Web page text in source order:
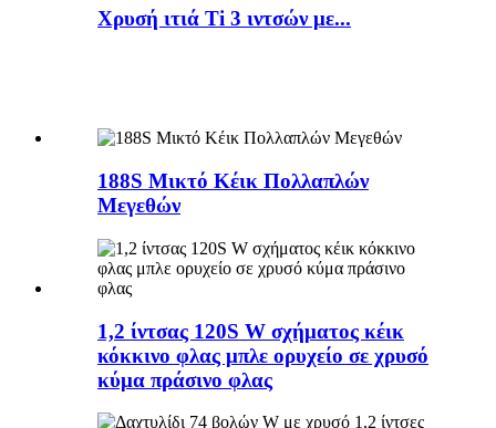
Χρυσή ιτιά Ti 3 ιντσών με...
188S Μικτό Κέικ Πολλαπλών
Μεγεθών
1,2 ίντσας 120S W σχήματος κέικ
κόκκινο φλας μπλε ορυχείο σε χρυσό
κύμα πράσινο φλας